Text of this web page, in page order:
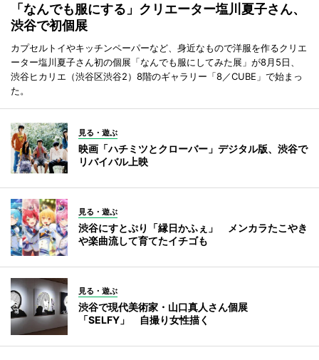
「なんでも服にする」クリエーター塩川夏子さん、
渋谷で初個展
カプセルトイやキッチンペーパーなど、身近なもので洋服を作るクリエ
ーター塩川夏子さん初の個展「なんでも服にしてみた展」が8月5日、
渋谷ヒカリエ（渋谷区渋谷2）8階のギャラリー「8／CUBE」で始まっ
た。
見る・遊ぶ
映画「ハチミツとクローバー」デジタル版、渋谷で
リバイバル上映
見る・遊ぶ
渋谷にすとぷり「縁日かふぇ」 メンカラたこやき
や楽曲流して育てたイチゴも
見る・遊ぶ
渋谷で現代美術家・山口真人さん個展
「SELFY」 自撮り女性描く